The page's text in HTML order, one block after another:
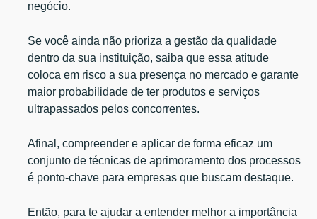
negócio.
Se você ainda não prioriza a gestão da qualidade
dentro da sua instituição, saiba que essa atitude
coloca em risco a sua presença no mercado e garante
maior probabilidade de ter produtos e serviços
ultrapassados pelos concorrentes.
Afinal, compreender e aplicar de forma eficaz um
conjunto de técnicas de aprimoramento dos processos
é ponto-chave para empresas que buscam destaque.
Então, para te ajudar a entender melhor a importância